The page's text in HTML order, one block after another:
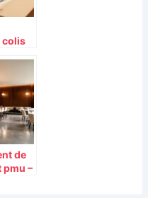
colis
colis
et
de
pmu –